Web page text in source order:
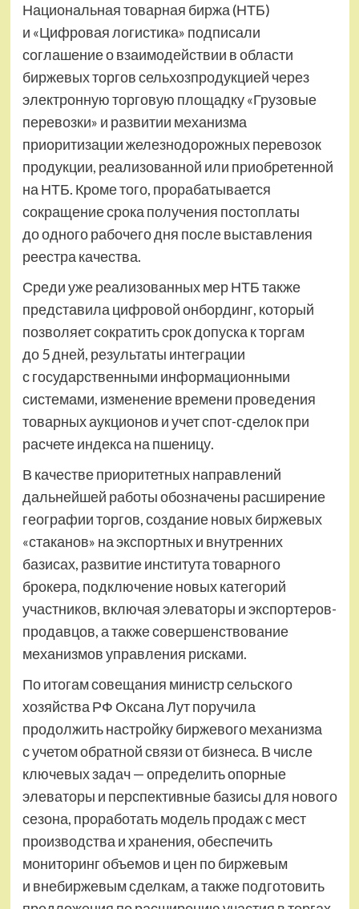
Национальная товарная биржа (НТБ)
и «Цифровая логистика» подписали
соглашение о взаимодействии в области
биржевых торгов сельхозпродукцией через
электронную торговую площадку «Грузовые
перевозки» и развитии механизма
приоритизации железнодорожных перевозок
продукции, реализованной или приобретенной
на НТБ. Кроме того, прорабатывается
сокращение срока получения постоплаты
до одного рабочего дня после выставления
реестра качества.
Среди уже реализованных мер НТБ также
представила цифровой онбординг, который
позволяет сократить срок допуска к торгам
до 5 дней, результаты интеграции
с государственными информационными
системами, изменение времени проведения
товарных аукционов и учет спот-сделок при
расчете индекса на пшеницу.
В качестве приоритетных направлений
дальнейшей работы обозначены расширение
географии торгов, создание новых биржевых
«стаканов» на экспортных и внутренних
базисах, развитие института товарного
брокера, подключение новых категорий
участников, включая элеваторы и экспортеров-
продавцов, а также совершенствование
механизмов управления рисками.
По итогам совещания министр сельского
хозяйства РФ Оксана Лут поручила
продолжить настройку биржевого механизма
с учетом обратной связи от бизнеса. В числе
ключевых задач — определить опорные
элеваторы и перспективные базисы для нового
сезона, проработать модель продаж с мест
производства и хранения, обеспечить
мониторинг объемов и цен по биржевым
и внебиржевым сделкам, а также подготовить